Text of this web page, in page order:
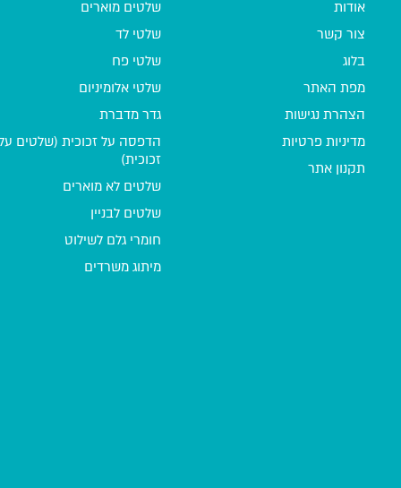
אודות
צור קשר
בלוג
מפת האתר
הצהרת נגישות
מדיניות פרטיות
תקנון אתר
שלטים מוארים
שלטי לד
שלטי פח
שלטי אלומיניום
גדר מדברת
הדפסה על זכוכית (שלטים
זכוכית)
שלטים לא מוארים
שלטים לבניין
חומרי גלם לשילוט
מיתוג משרדים